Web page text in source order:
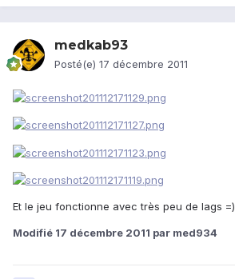
medkab93
Posté(e) 17 décembre 2011
Et le jeu fonctionne avec très peu de lags =)
Modifié 17 décembre 2011 par med934